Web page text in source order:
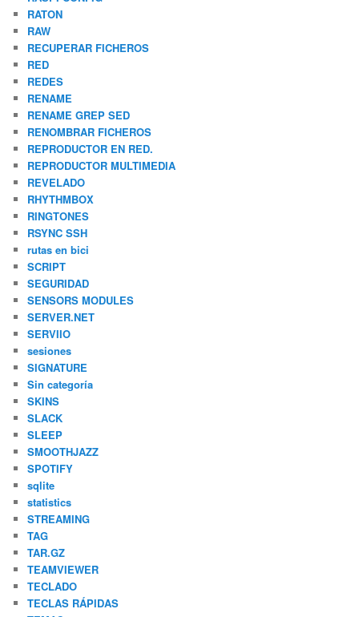
RATON
RAW
RECUPERAR FICHEROS
RED
REDES
RENAME
RENAME GREP SED
RENOMBRAR FICHEROS
REPRODUCTOR EN RED.
REPRODUCTOR MULTIMEDIA
REVELADO
RHYTHMBOX
RINGTONES
RSYNC SSH
rutas en bici
SCRIPT
SEGURIDAD
SENSORS MODULES
SERVER.NET
SERVIIO
sesiones
SIGNATURE
Sin categoría
SKINS
SLACK
SLEEP
SMOOTHJAZZ
SPOTIFY
sqlite
statistics
STREAMING
TAG
TAR.GZ
TEAMVIEWER
TECLADO
TECLAS RÁPIDAS